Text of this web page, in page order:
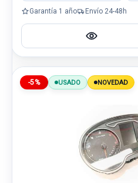
Garantía 1 año Envío 24-48h
-5% USADO NOVEDAD